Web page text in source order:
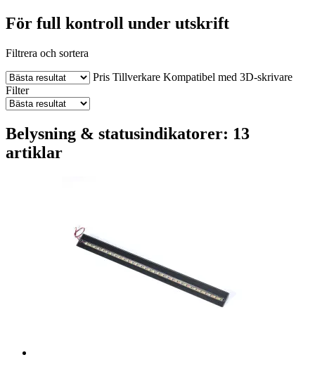
För full kontroll under utskrift
Filtrera och sortera
Pris Tillverkare Kompatibel med 3D-skrivare
Filter
Belysning & statusindikatorer: 13
artiklar